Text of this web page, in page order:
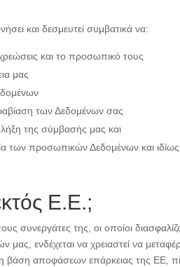
και δεσμευτεί συμβατικά να:
και το προσωπικό τους
μας
των Δεδομένων σας
της σύμβασής μας και
των προσωπικών Δεδομένων και
Ε.Ε.;
συνεργάτες της, οι οποίοι
ενδέχεται να χρειαστεί να
αποφάσεων επάρκειας της ΕΕ,